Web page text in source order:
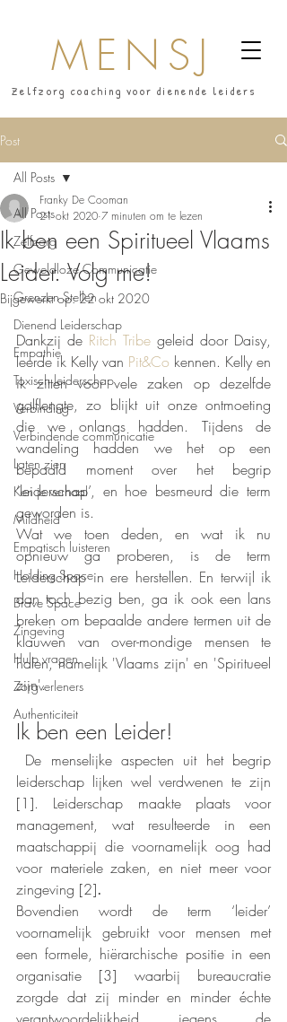
MENSJ
Zelfzorg coaching voor dienende leiders
Post
All Posts
Zelfzorg
Geweldloze Communicatie
Grenzen Stellen
Dienend Leiderschap
Empathie
Toxisch leiderschap
Verbinding
Verbindende communicatie
Laten zien
Ken je verhaal
Mildheid
Empatisch luisteren
Holding Space
Brave Space
Zingeving
Hulp vragen
Zorgverleners
Authenticiteit
All Posts
Ik ben een Spiritueel Vlaams
Leider. Volg me!
Franky De Cooman
21 okt 2020 7 minuten om te lezen
Bijgewerkt op:22 okt 2020
Dankzij de Ritch Tribe geleid door Daisy,
leerde ik Kelly van Pit&Co kennen. Kelly en
ik zitten voor vele zaken op dezelfde
golflengte, zo blijkt uit onze ontmoeting
die we onlangs hadden. Tijdens de
wandeling hadden we het op een
bepaald moment over het begrip
‘leiderschap’, en hoe besmeurd die term
geworden is.
Wat we toen deden, en wat ik nu
opnieuw ga proberen, is de term
Leiderschap in ere herstellen. En terwijl ik
dan toch bezig ben, ga ik ook een lans
breken om bepaalde andere termen uit de
klauwen van over-mondige mensen te
halen, namelijk 'Vlaams zijn' en 'Spiritueel
zijn'.
Ik ben een Leider!
leiderschap lijken wel verdwenen te zijn
[1]. Leiderschap maakte plaats voor
management, wat resulteerde in een
maatschappij die voornamelijk oog had
voor materiele zaken, en niet meer voor
zingeving [2].
Bovendien wordt de term ‘leider’
voornamelijk gebruikt voor mensen met
een formele, hiërarchische positie in een
organisatie [3] waarbij bureaucratie
zorgde dat zij minder en minder échte